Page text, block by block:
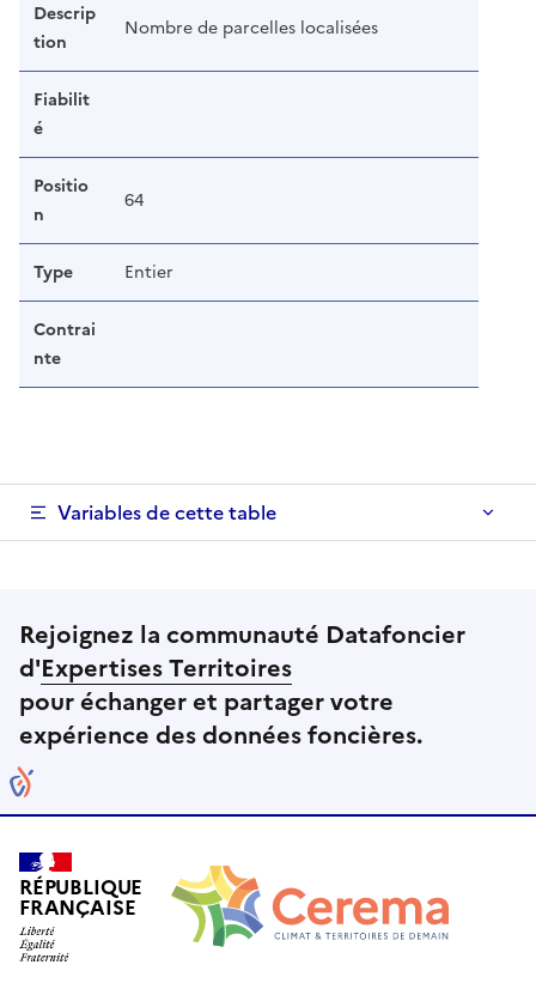
Descrip
tion
Nombre de parcelles localisées
Fiabilit
é
Positio
n
64
Type Entier
Contrai
nte
Variables de cette table
Rejoignez la communauté Datafoncier
d'Expertises Territoires
pour échanger et partager votre
expérience des données foncières.
RÉPUBLIQUE
FRANÇAISE